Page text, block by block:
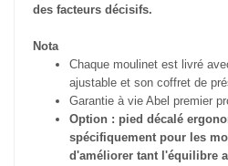
des facteurs décisifs.
Nota
Chaque moulinet est livré
ajustable et son coffret de
Garantie à vie Abel premier
Option : pied décalé
spécifiquement pour les
d'améliorer tant l'équilibre